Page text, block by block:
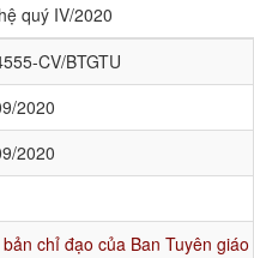
quý IV/2020
CV/BTGTU
2020
2020
chỉ đạo của Ban Tuyên